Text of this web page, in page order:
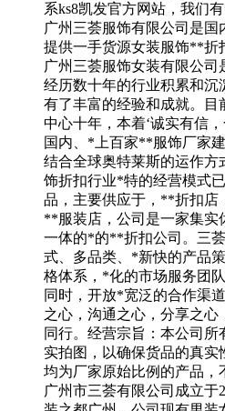
系ks8凯发官方网站，我们
广州三荟服饰有限公司是
提供一手货源女装服饰**折
广州三荟服饰女装有限公
经历数十年的行业积累和
有了丰富的经验和成就。目
中心十年，本着‘诚实有信
国内、*上百家**服饰厂家
结合全球奥特莱斯的运作方
饰折扣行业*特的经营模式
品，主要供应于，**折扣
**服装店，公司是一家集实
一体的*的**折扣公司。三
式、多品类、*新快的产品
格体系，*化的市场服务团
同时，开放*宽泛的合作渠
之心，沟通之心，分享之
同行。经营宗旨：本公司
实拍图，以确保货品的真实
均为厂家原始比例的产品，
广州市三荟有限公司成立于